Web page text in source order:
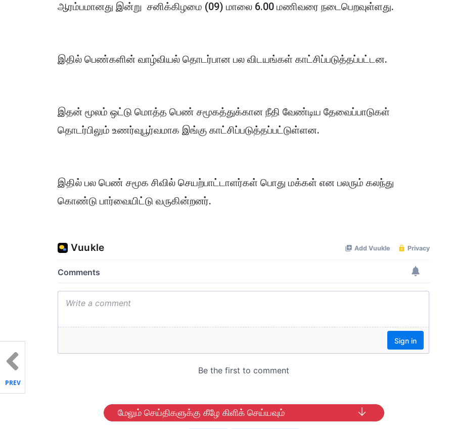
ஆரம்பமானது இன்று சனிக்கிழமை (09) மாலை 6.00 மணிவரை நடைபெறவுள்ளது.
இதில் பெண்களின் வாழ்வியல் தொடர்பான பல விடயங்கள் காட்சிப்படுத்தப்பட்டன.
இதன் மூலம் ஒட்டு மொத்த பெண் சமூகத்துக்கான நீதி வேண்டிய தேவைப்பாடுகள்
தொடர்பிலும் உணர்வுபூர்வமாக இங்கு காட்சிப்படுத்தப்பட்டுள்ளன.
இதில் பல பெண் சமூக சிவில் செயற்பாட்டாளர்கள் பொது மக்கள் என பலரும் கலந்து
கொண்டு பார்வையிட்டு வருகின்றனர்.
மேலும் செய்திகளுக்கு கீழே கிளிக் செய்யவும்
PREV